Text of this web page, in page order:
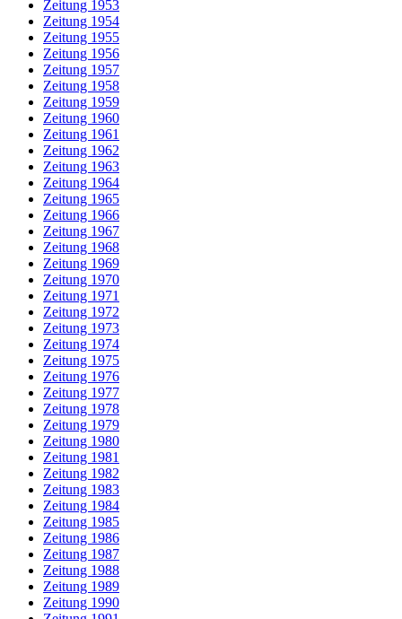
Zeitung 1953
Zeitung 1954
Zeitung 1955
Zeitung 1956
Zeitung 1957
Zeitung 1958
Zeitung 1959
Zeitung 1960
Zeitung 1961
Zeitung 1962
Zeitung 1963
Zeitung 1964
Zeitung 1965
Zeitung 1966
Zeitung 1967
Zeitung 1968
Zeitung 1969
Zeitung 1970
Zeitung 1971
Zeitung 1972
Zeitung 1973
Zeitung 1974
Zeitung 1975
Zeitung 1976
Zeitung 1977
Zeitung 1978
Zeitung 1979
Zeitung 1980
Zeitung 1981
Zeitung 1982
Zeitung 1983
Zeitung 1984
Zeitung 1985
Zeitung 1986
Zeitung 1987
Zeitung 1988
Zeitung 1989
Zeitung 1990